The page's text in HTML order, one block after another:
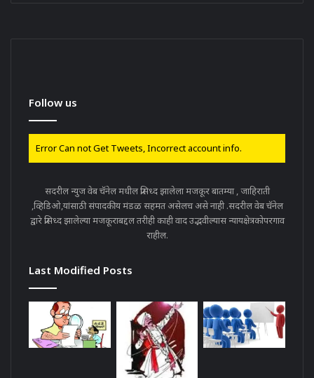
Follow us
Error Can not Get Tweets, Incorrect account info.
सदरील न्युज वेब चॅनेल मधील प्रसिध्द झालेला मजकूर बातम्या , जाहिराती
,व्हिडिओ,यांसाठी संपादकीय मंडळ सहमत असेलच असे नाही .सदरील वेब चॅनेल
द्वारे प्रसिध्द झालेल्या मजकूराबद्दल तरीही काही वाद उद्भवील्यास न्यायक्षेत्रकोपरगाव
राहील.
Last Modified Posts